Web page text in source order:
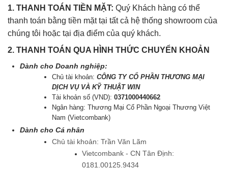
1. THANH TOÁN TIỀN MẶT: Quý Khách hàng có thể
thanh toán bằng tiền mặt tại tất cả hệ thống showroom của
chúng tôi hoặc tại địa điểm của quý khách.
2. THANH TOÁN QUA HÌNH THỨC CHUYỂN KHOẢN
Dành cho Doanh nghiệp:
Chủ tài khoản:CÔNG TY CỔ PHẦN THƯƠNG MẠI
DỊCH VỤ VÀ KỸ THUẬT WIN
Tài khoản số (VND):0371000440662
Ngân hàng: Thương Mại Cổ Phần Ngoại Thương Việt
Nam (Vietcombank)
Dành cho Cá nhân
Chủ tài khoản: Trần Văn Lãm
Vietcombank - CN Tân Định:
0181.00125.9434